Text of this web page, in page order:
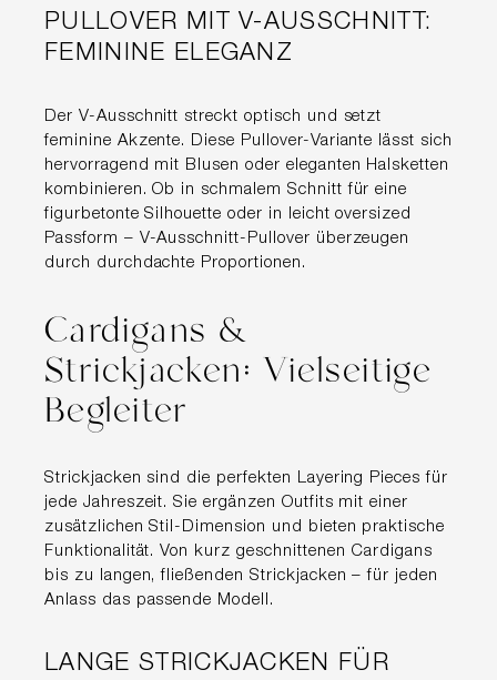
PULLOVER MIT V-AUSSCHNITT:
FEMININE ELEGANZ
Der V-Ausschnitt streckt optisch und setzt
feminine Akzente. Diese Pullover-Variante lässt sich
hervorragend mit Blusen oder eleganten Halsketten
kombinieren. Ob in schmalem Schnitt für eine
figurbetonte Silhouette oder in leicht oversized
Passform – V-Ausschnitt-Pullover überzeugen
durch durchdachte Proportionen.
Cardigans &
Strickjacken: Vielseitige
Begleiter
Strickjacken sind die perfekten Layering Pieces für
jede Jahreszeit. Sie ergänzen Outfits mit einer
zusätzlichen Stil-Dimension und bieten praktische
Funktionalität. Von kurz geschnittenen Cardigans
bis zu langen, fließenden Strickjacken – für jeden
Anlass das passende Modell.
LANGE STRICKJACKEN FÜR